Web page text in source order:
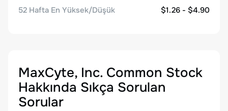
52 Hafta En Yüksek/Düşük
$1.26 - $4.90
MaxCyte, Inc. Common Stock
Hakkında Sıkça Sorulan
Sorular